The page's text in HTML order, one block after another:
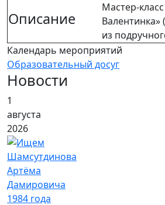
Описание
Мастер-
Валентинка»
из
Календарь мероприятий
Образовательный досуг
Новости
1
августа
2026